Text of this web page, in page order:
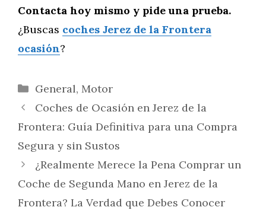
Contacta hoy mismo y pide una prueba.
¿Buscas coches Jerez de la Frontera
ocasión?
Categorías
General, Motor
Coches de Ocasión en Jerez de la
Frontera: Guía Definitiva para una Compra
Segura y sin Sustos
¿Realmente Merece la Pena Comprar un
Coche de Segunda Mano en Jerez de la
Frontera? La Verdad que Debes Conocer